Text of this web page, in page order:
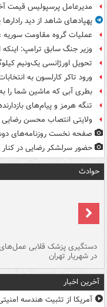
مدیرعامل پرسپولیس قیمت
پهپادهای شاهد از دید
عملیات گروه مقاومت سوریه
وزیر جنگ سابق ترامپ: اینکه
تحویل اورژانسی یک‌ونیم
ورود تاکر کارلسون به
بطری آبی که ماشین شما را
تنگه هرمز و پیام‌های
ولایتی انتصاب محسن
صفحه نخست روزنامه‌های دوشنبه ۱۹
حضور سرلشکر رضایی در کنار
حوادث
دستگیری پزشک قلابی عمل‌های
در شهریار تهران
آخرین اخبار
آمریکا از تثبیت هندسه